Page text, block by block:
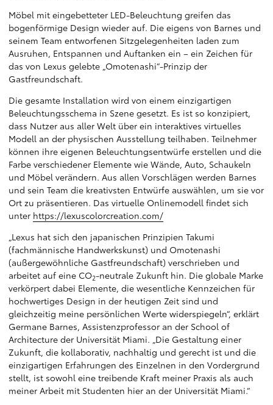
Möbel mit eingebetteter LED-Beleuchtung greifen das
bogenförmige Design wieder auf. Die eigens von Barnes und
seinem Team entworfenen Sitzgelegenheiten laden zum
Ausruhen, Entspannen und Auftanken ein – ein Zeichen für
das von Lexus gelebte „Omotenashi“-Prinzip der
Gastfreundschaft.
Die gesamte Installation wird von einem einzigartigen
Beleuchtungsschema in Szene gesetzt. Es ist so konzipiert,
dass Nutzer aus aller Welt über ein interaktives virtuelles
Modell an der physischen Ausstellung teilhaben. Teilnehmer
können ihre eigenen Beleuchtungsentwürfe erstellen und die
Farbe verschiedener Elemente wie Wände, Auto, Schaukeln
und Möbel verändern. Aus allen Vorschlägen werden Barnes
und sein Team die kreativsten Entwürfe auswählen, um sie vor
Ort zu präsentieren. Das virtuelle Onlinemodell findet sich
unter https://lexuscolorcreation.com/
„Lexus hat sich den japanischen Prinzipien Takumi
(fachmännische Handwerkskunst) und Omotenashi
(außergewöhnliche Gastfreundschaft) verschrieben und
arbeitet auf eine CO2-neutrale Zukunft hin. Die globale Marke
verkörpert dabei Elemente, die wesentliche Kennzeichen für
hochwertiges Design in der heutigen Zeit sind und
gleichzeitig meine persönlichen Werte widerspiegeln“, erklärt
Germane Barnes, Assistenzprofessor an der School of
Architecture der Universität Miami. „Die Gestaltung einer
Zukunft, die kollaborativ, nachhaltig und gerecht ist und die
einzigartigen Erfahrungen des Einzelnen in den Vordergrund
stellt, ist sowohl eine treibende Kraft meiner Praxis als auch
meiner Arbeit mit Studenten hier an der Universität Miami.“